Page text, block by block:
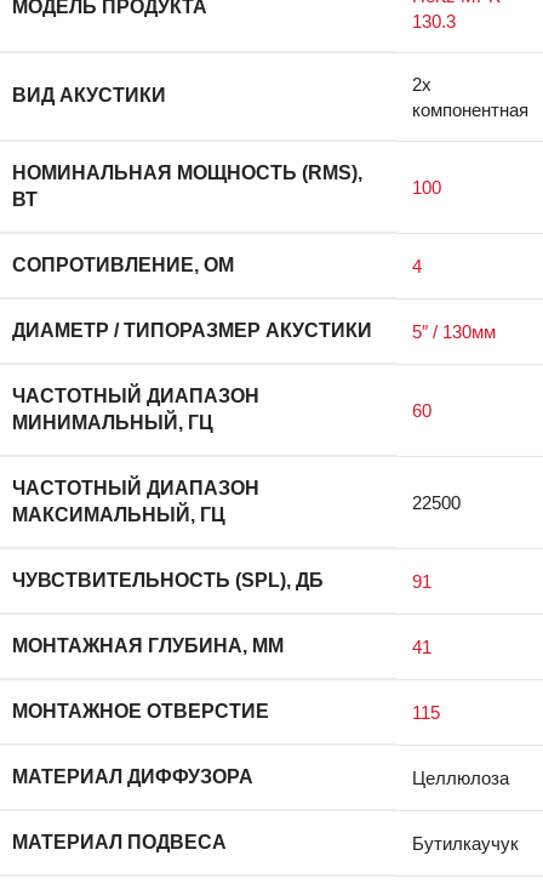
МОДЕЛЬ ПРОДУКТА
130.3
ВИД АКУСТИКИ
2х
компонентная
НОМИНАЛЬНАЯ МОЩНОСТЬ (RMS),
ВТ
100
СОПРОТИВЛЕНИЕ, ОМ 4
ДИАМЕТР / ТИПОРАЗМЕР АКУСТИКИ 5″ / 130мм
ЧАСТОТНЫЙ ДИАПАЗОН
МИНИМАЛЬНЫЙ, ГЦ
60
ЧАСТОТНЫЙ ДИАПАЗОН
МАКСИМАЛЬНЫЙ, ГЦ
22500
ЧУВСТВИТЕЛЬНОСТЬ (SPL), ДБ 91
МОНТАЖНАЯ ГЛУБИНА, ММ 41
МОНТАЖНОЕ ОТВЕРСТИЕ 115
МАТЕРИАЛ ДИФФУЗОРА Целлюлоза
МАТЕРИАЛ ПОДВЕСА Бутилкаучук